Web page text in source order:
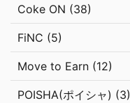
Coke ON (38)
FiNC (5)
Move to Earn (12)
POISHA(ポイシャ) (3)